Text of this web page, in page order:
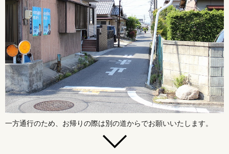
一方通行のため、お帰りの際は別の道からでお願いいたします。